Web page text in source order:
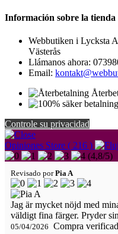
Información sobre la tienda
Webbutiken i Lycksta
Västerås
Llámanos ahora:
Email:
Controle su privacidad
Opiniones Store ( 216 )
(4,8/5)
Revisado porPia A
Jag är mycket nöjd med
väldigt fina färger. Pryder
05/04/2026 Compra